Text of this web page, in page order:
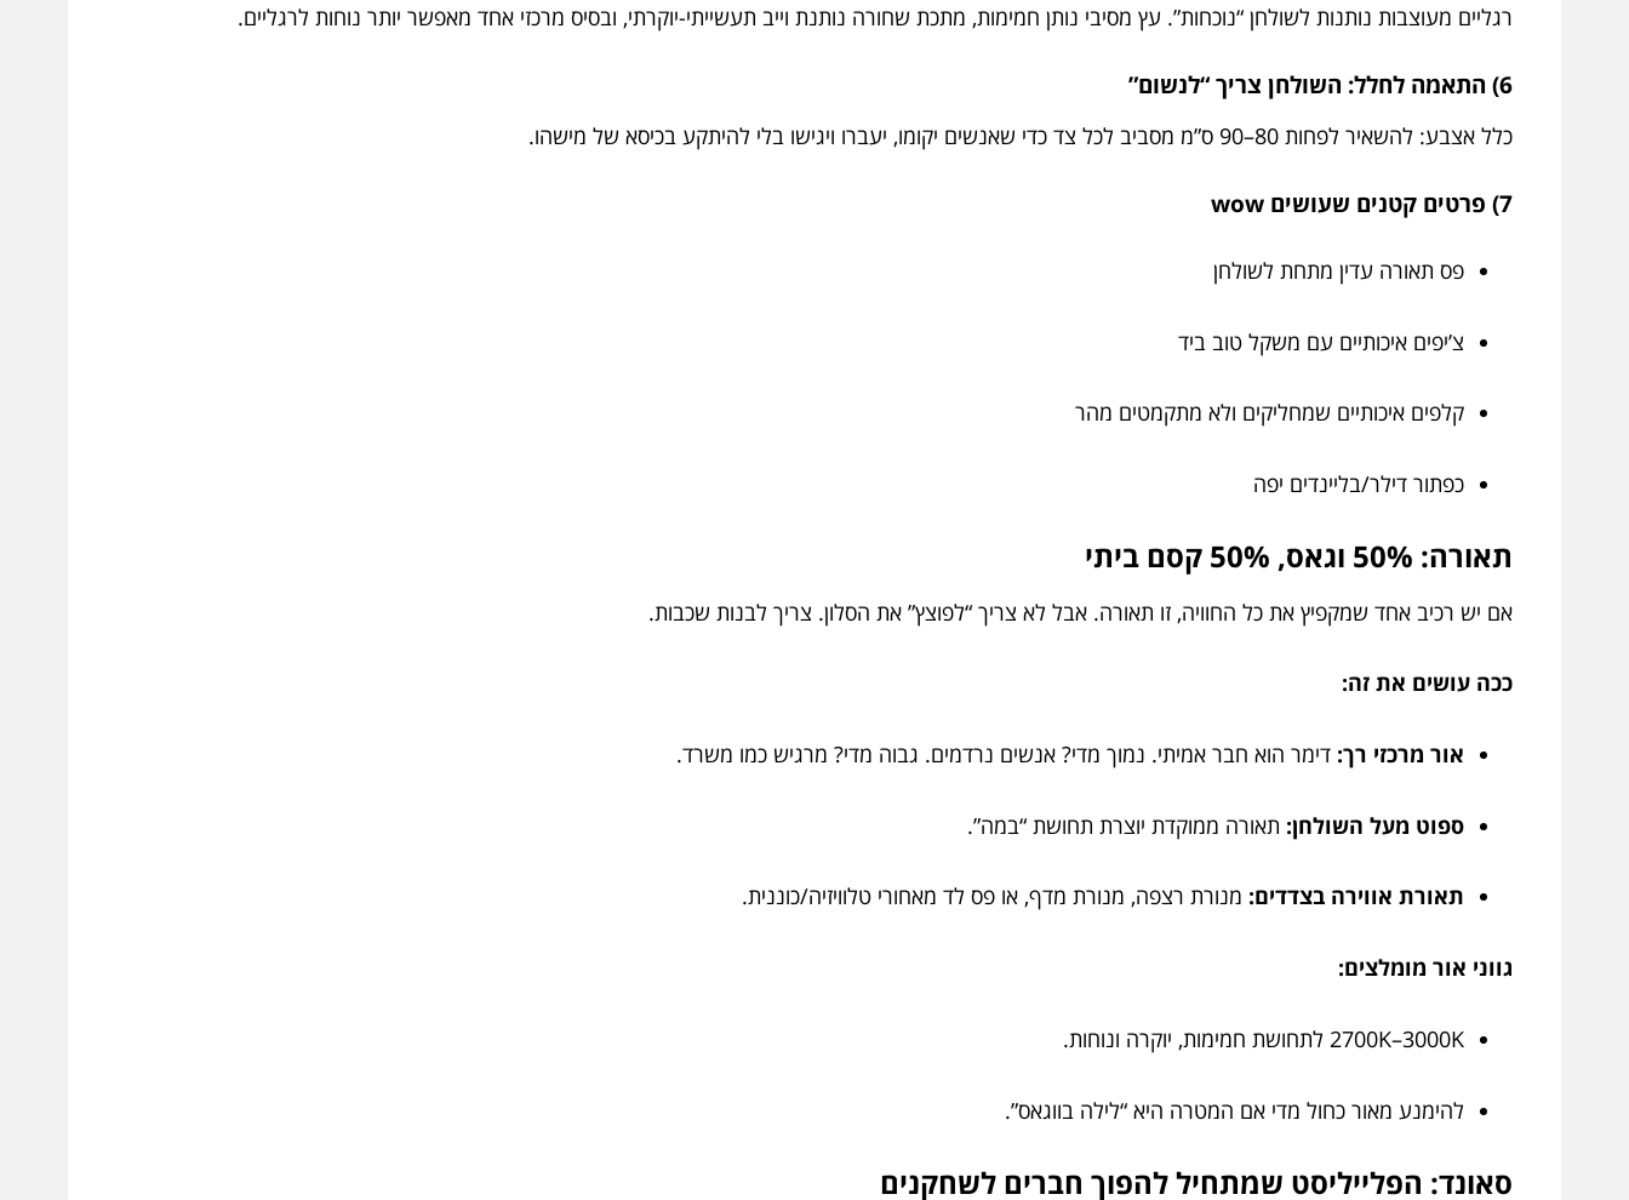
רגליים מעוצבות נותנות לשולחן “נוכחות”. עץ מסיבי נותן חמימות, מתכת שחורה נותנת וייב תעשייתי-יוקרתי, ובסיס מרכזי אחד מאפשר יותר נוחות לרגליים.
6) התאמה לחלל: השולחן צריך “לנשום”
כלל אצבע: להשאיר לפחות 80–90 ס”מ מסביב לכל צד כדי שאנשים יקומו, יעברו ויגישו בלי להיתקע בכיסא של מישהו.
7) פרטים קטנים שעושים wow
פס תאורה עדין מתחת לשולחן
צ’יפים איכותיים עם משקל טוב ביד
קלפים איכותיים שמחליקים ולא מתקמטים מהר
כפתור דילר/בליינדים יפה
תאורה: 50% וגאס, 50% קסם ביתי
אם יש רכיב אחד שמקפיץ את כל החוויה, זו תאורה. אבל לא צריך “לפוצץ” את הסלון. צריך לבנות שכבות.
ככה עושים את זה:
אור מרכזי רך: דימר הוא חבר אמיתי. נמוך מדי? אנשים נרדמים. גבוה מדי? מרגיש כמו משרד.
ספוט מעל השולחן: תאורה ממוקדת יוצרת תחושת “במה”.
תאורת אווירה בצדדים: מנורת רצפה, מנורת מדף, או פס לד מאחורי טלוויזיה/כוננית.
גווני אור מומלצים:
2700K–3000K לתחושת חמימות, יוקרה ונוחות.
להימנע מאור כחול מדי אם המטרה היא “לילה בווגאס”.
סאונד: הפלייליסט שמתחיל להפוך חברים לשחקנים